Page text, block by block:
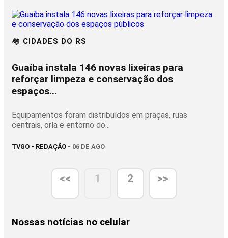
🏘️ CIDADES DO RS
Guaíba instala 146 novas lixeiras para
reforçar limpeza e conservação dos
espaços...
Equipamentos foram distribuídos em praças, ruas
centrais, orla e entorno do...
TVGO - REDAÇÃO - 06 DE AGO
<< 1 2 >>
Nossas notícias no celular